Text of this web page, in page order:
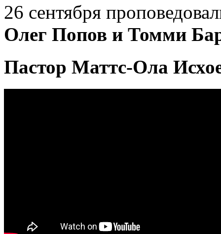
26 сентября
Олег Попов и Томми
Пастор Маттс-Ола